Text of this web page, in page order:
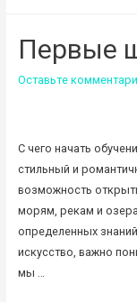
начинающих:
катера
Первые
Оставьте
С чего начать
стильный и
возможность
морям, рекам и
определенных
искусство, важно
мы …